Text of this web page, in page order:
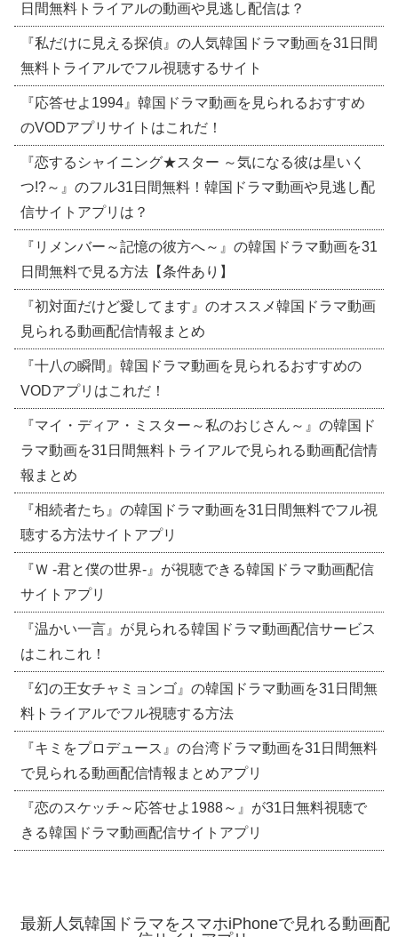
日間無料トライアルの動画や見逃し配信は？
『私だけに見える探偵』の人気韓国ドラマ動画を31日間
無料トライアルでフル視聴するサイト
『応答せよ1994』韓国ドラマ動画を見られるおすすめ
のVODアプリサイトはこれだ！
『恋するシャイニング★スター ～気になる彼は星いく
つ!?～』のフル31日間無料！韓国ドラマ動画や見逃し配
信サイトアプリは？
『リメンバー～記憶の彼方へ～』の韓国ドラマ動画を31
日間無料で見る方法【条件あり】
『初対面だけど愛してます』のオススメ韓国ドラマ動画
見られる動画配信情報まとめ
『十八の瞬間』韓国ドラマ動画を見られるおすすめの
VODアプリはこれだ！
『マイ・ディア・ミスター～私のおじさん～』の韓国ド
ラマ動画を31日間無料トライアルで見られる動画配信情
報まとめ
『相続者たち』の韓国ドラマ動画を31日間無料でフル視
聴する方法サイトアプリ
『Ｗ -君と僕の世界-』が視聴できる韓国ドラマ動画配信
サイトアプリ
『温かい一言』が見られる韓国ドラマ動画配信サービス
はこれこれ！
『幻の王女チャミョンゴ』の韓国ドラマ動画を31日間無
料トライアルでフル視聴する方法
『キミをプロデュース』の台湾ドラマ動画を31日間無料
で見られる動画配信情報まとめアプリ
『恋のスケッチ～応答せよ1988～』が31日無料視聴で
きる韓国ドラマ動画配信サイトアプリ
最新人気韓国ドラマをスマホiPhoneで見れる動画配